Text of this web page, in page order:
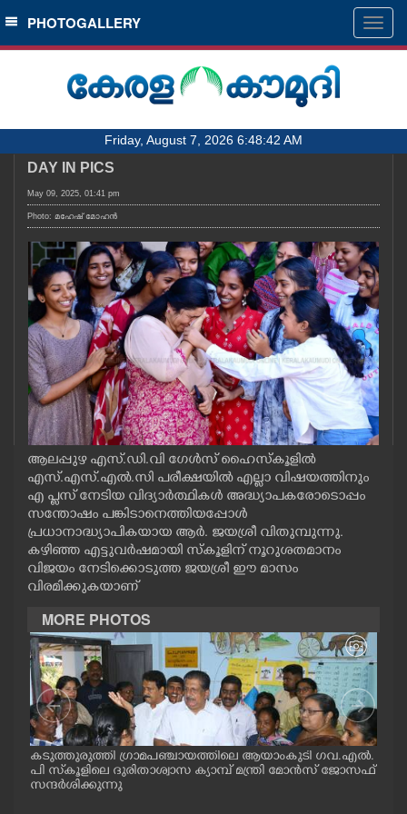
SECTIONS
HOME
NOTIFIED NEWS
KERALA
LOCAL
OBITUARY
NEWS 360
CASE DIARY
CINEMA
OPINION
PHOTOS
LIFESTYLE
SPIRITUAL
INFO+
ART
PHOTOGALLERY
Friday, August 7, 2026 6:48:42 AM
DAY IN PICS
May 09, 2025, 01:41 pm
Photo: മഹേഷ് മോഹൻ
ആലപ്പുഴ എസ്.ഡി.വി ഗേൾസ് ഹൈസ്കൂളിൽ
എസ്‌.എസ്‌.എൽ.സി പരീക്ഷയിൽ എല്ലാ വിഷയത്തിനും
എ പ്ലസ് നേടിയ വിദ്യാർത്ഥികൾ അദ്ധ്യാപകരോടൊപ്പം
സന്തോഷം പങ്കിടാനെത്തിയപ്പോൾ
പ്രധാനാദ്ധ്യാപികയായ ആർ. ജയശ്രീ വിതുമ്പുന്നു.
കഴിഞ്ഞ എട്ടുവർഷമായി സ്കൂളിന് നൂറുശതമാനം
വിജയം നേടിക്കൊടുത്ത ജയശ്രീ ഈ മാസം
വിരമിക്കുകയാണ്
MORE PHOTOS
കടുത്തുരുത്തി ഗ്രാമപഞ്ചായത്തിലെ ആയാംകുടി ഗവ.എൽ.
പി സ്‌കൂളിലെ ദുരിതാശ്വാസ ക്യാമ്പ് മന്ത്രി മോൻസ് ജോസഫ്
സന്ദർശിക്കുന്നു